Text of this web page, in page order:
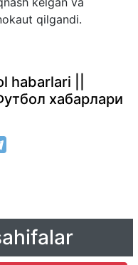
qilgandi.
habarlari ||
хабарлари